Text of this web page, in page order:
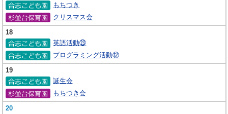
もちつき
クリスマス会
18
英語活動㉓
プログラミング活動⑫
19
誕生会
もちつき会
20